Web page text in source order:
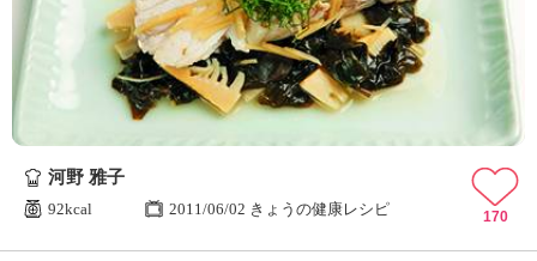
河野 雅子
92kcal 2011/06/02 きょうの健康レシピ 170